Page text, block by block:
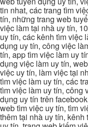
tin nhat, các trang tìm
tín, những trang web
việc làm tại nhà uy tín,
uy tín, các kênh tìm việc
dụng uy tín, công việc
tín, app tìm việc làm uy
dụng việc làm uy tín,
việc uy tín, làm việc tại
tìm việc làm uy tín, các
tìm việc làm uy tín, công
dụng uy tín trên
web tìm việc uy tín, tìm
thêm tại nhà uy tín,